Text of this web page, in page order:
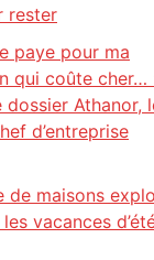
rester
paye pour ma
qui coûte cher…
dossier Athanor,
d’entreprise
de maisons
vacances